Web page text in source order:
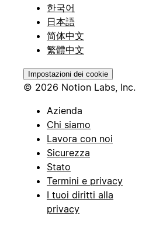
한국어
日本語
简体中文
繁體中文
Impostazioni dei cookie
© 2026 Notion Labs, Inc.
Azienda
Chi siamo
Lavora con noi
Sicurezza
Stato
Termini e privacy
I tuoi diritti alla
privacy